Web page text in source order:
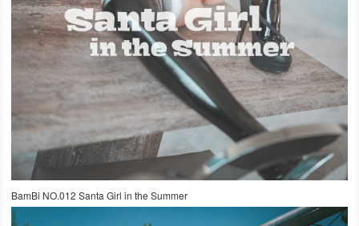
BamBi NO.012 Santa Girl in the Summer